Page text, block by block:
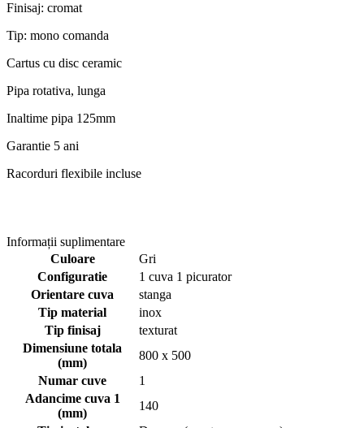
Finisaj: cromat
Tip: mono comanda
Cartus cu disc ceramic
Pipa rotativa, lunga
Inaltime pipa 125mm
Garantie 5 ani
Racorduri flexibile incluse
Informații suplimentare
Culoare
Gri
Configuratie
1 cuva 1 picurator
Orientare cuva
stanga
Tip material
inox
Tip finisaj
texturat
Dimensiune totala
(mm)
800 x 500
Numar cuve
1
Adancime cuva 1
(mm)
140